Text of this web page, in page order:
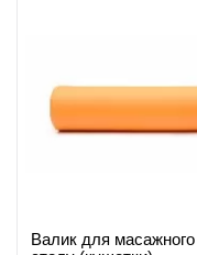
Валик для масажного